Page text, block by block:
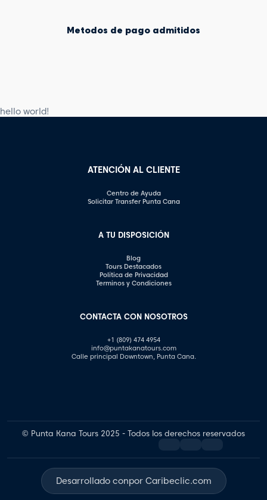
Metodos de pago admitidos
hello world!
ATENCIÓN AL CLIENTE
Centro de Ayuda
Solicitar Transfer Punta Cana
A TU DISPOSICIÓN
Blog
Tours Destacados
Política de Privacidad
Terminos y Condiciones
CONTACTA CON NOSOTROS
+1 (809) 474 4954
info@puntakanatours.com
Calle principal Downtown, Punta Cana.
© Punta Kana Tours 2025 - Todos los derechos reservados
Desarrollado conpor Caribeclic.com